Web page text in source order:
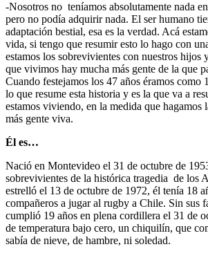
-Nosotros no teníamos absolutamente nada
pero no podía adquirir nada. El ser humano
adaptación bestial, esa es la verdad. Acá
vida, si tengo que resumir esto lo hago con
estamos los sobrevivientes con nuestros hijos
que vivimos hay mucha más gente de la que
Cuando festejamos los 47 años éramos como
lo que resume esta historia y es la que va a
estamos viviendo, en la medida que hagamos
más gente viva.
Él es…
Nació en Montevideo el 31 de octubre de
sobrevivientes de la histórica tragedia de los
estrelló el 13 de octubre de 1972, él tenía 18
compañeros a jugar al rugby a Chile. Sin sus
cumplió 19 años en plena cordillera el 31 de
de temperatura bajo cero, un chiquilín, que
sabía de nieve, de hambre, ni soledad.